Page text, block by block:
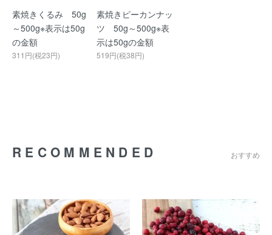
素焼きくるみ 50g
～500g※表示は50g
の金額
311円(税23円)
素焼きピーカンナッ
ツ 50g～500g※表
示は50gの金額
519円(税38円)
RECOMMENDED おすすめ